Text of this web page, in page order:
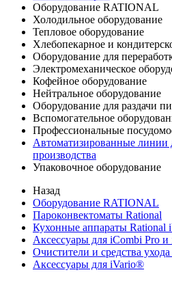
Оборудование RATIONAL
Холодильное оборудование
Тепловое оборудование
Хлебопекарное и
Оборудование для
Электромеханическое
Кофейное оборудование
Нейтральное оборудование
Оборудование для раздачи
Вспомогательное
Профессиональные
Автоматизированные линии
производства
Упаковочное оборудование
Назад
Оборудование RATIONAL
Пароконвектоматы Rational
Кухонные аппараты Rational
Аксессуары для iCombi Pro и
Очистители и средства
Аксессуары для iVario®